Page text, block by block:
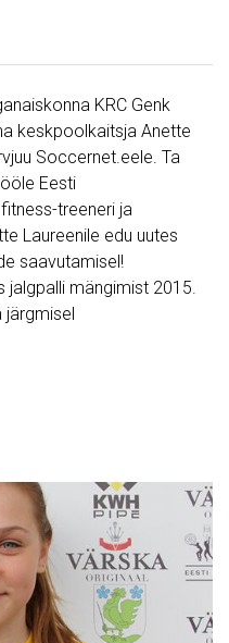
KRC Genk
keskpoolkaitsja Anette
Soccernet.eele. Ta
Eesti
treeneri ja
Laureenile edu uutes
saavutamisel!
jalgpalli mängimist 2015.
järgmisel